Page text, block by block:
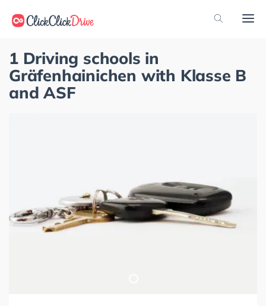
1 Driving schools in
Gräfenhainichen with Klasse B
and ASF